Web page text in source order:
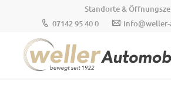
Standorte &
07142 95 40 0